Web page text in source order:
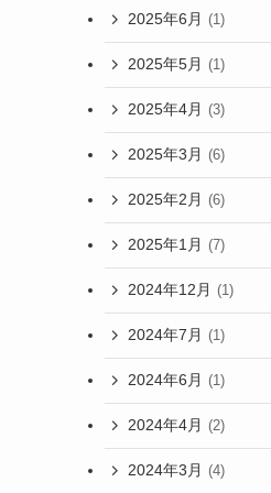
2025年6月 (1)
2025年5月 (1)
2025年4月 (3)
2025年3月 (6)
2025年2月 (6)
2025年1月 (7)
2024年12月 (1)
2024年7月 (1)
2024年6月 (1)
2024年4月 (2)
2024年3月 (4)